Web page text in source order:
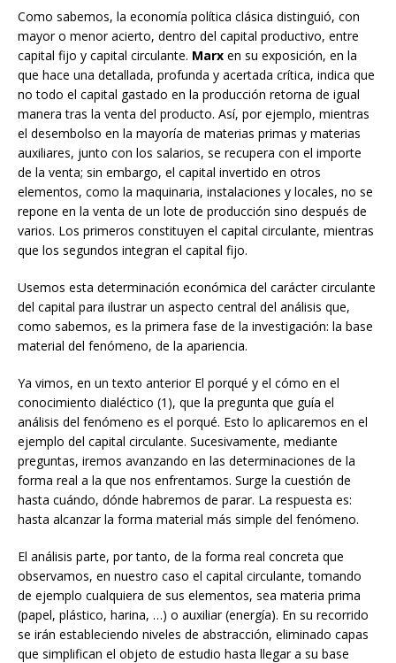
Como sabemos, la economía política clásica distinguió, con
mayor o menor acierto, dentro del capital productivo, entre
capital fijo y capital circulante. Marx en su exposición, en la
que hace una detallada, profunda y acertada crítica, indica que
no todo el capital gastado en la producción retorna de igual
manera tras la venta del producto. Así, por ejemplo, mientras
el desembolso en la mayoría de materias primas y materias
auxiliares, junto con los salarios, se recupera con el importe
de la venta; sin embargo, el capital invertido en otros
elementos, como la maquinaria, instalaciones y locales, no se
repone en la venta de un lote de producción sino después de
varios. Los primeros constituyen el capital circulante, mientras
que los segundos integran el capital fijo.
Usemos esta determinación económica del carácter circulante
del capital para ilustrar un aspecto central del análisis que,
como sabemos, es la primera fase de la investigación: la base
material del fenómeno, de la apariencia.
Ya vimos, en un texto anterior El porqué y el cómo en el
conocimiento dialéctico (1), que la pregunta que guía el
análisis del fenómeno es el porqué. Esto lo aplicaremos en el
ejemplo del capital circulante. Sucesivamente, mediante
preguntas, iremos avanzando en las determinaciones de la
forma real a la que nos enfrentamos. Surge la cuestión de
hasta cuándo, dónde habremos de parar. La respuesta es:
hasta alcanzar la forma material más simple del fenómeno.
El análisis parte, por tanto, de la forma real concreta que
observamos, en nuestro caso el capital circulante, tomando
de ejemplo cualquiera de sus elementos, sea materia prima
(papel, plástico, harina, …) o auxiliar (energía). En su recorrido
se irán estableciendo niveles de abstracción, eliminado capas
que simplifican el objeto de estudio hasta llegar a su base